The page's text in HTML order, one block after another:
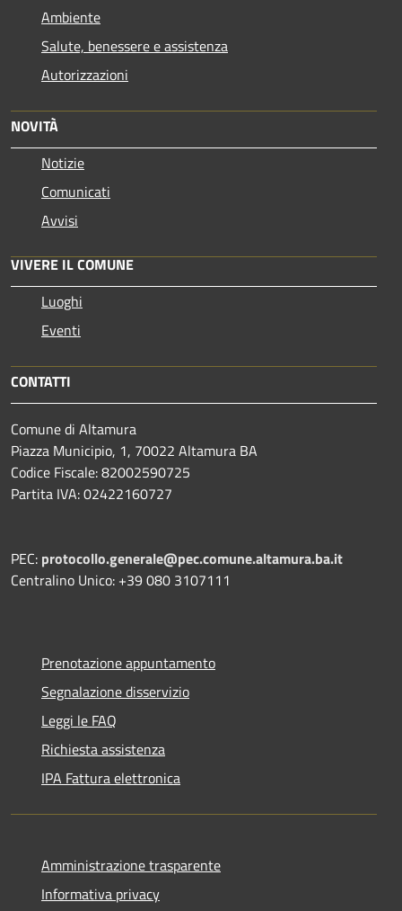
Ambiente
Salute, benessere e assistenza
Autorizzazioni
NOVITÀ
Notizie
Comunicati
Avvisi
VIVERE IL COMUNE
Luoghi
Eventi
CONTATTI
Comune di Altamura
Piazza Municipio, 1, 70022 Altamura BA
Codice Fiscale: 82002590725
Partita IVA: 02422160727
PEC: protocollo.generale@pec.comune.altamura.ba.it
Centralino Unico: +39 080 3107111
Prenotazione appuntamento
Segnalazione disservizio
Leggi le FAQ
Richiesta assistenza
IPA Fattura elettronica
Amministrazione trasparente
Informativa privacy